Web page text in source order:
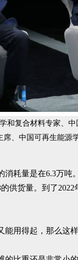
和复合材料专家、
席、中国可再生能源
耗量是在6.3万
供货量。到了
用得起，那么这